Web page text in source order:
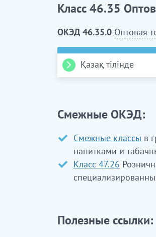
Класс 46.35
ОКЭД 46.35.0 Оптовая
Қазақ тілінде
ЭҚЖЖ 46.35.0Темекі
Смежные ОКЭД:
Смежные классы в
напитками и
Класс 47.26
Полезные ссылки: